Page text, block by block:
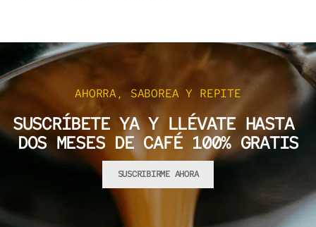
AHORRA, SABOREA Y REPITE
SUSCRÍBETE YA Y LLÉVATE HASTA
DOS MESES DE CAFÉ 100% GRATIS
SUSCRIBIRME AHORA